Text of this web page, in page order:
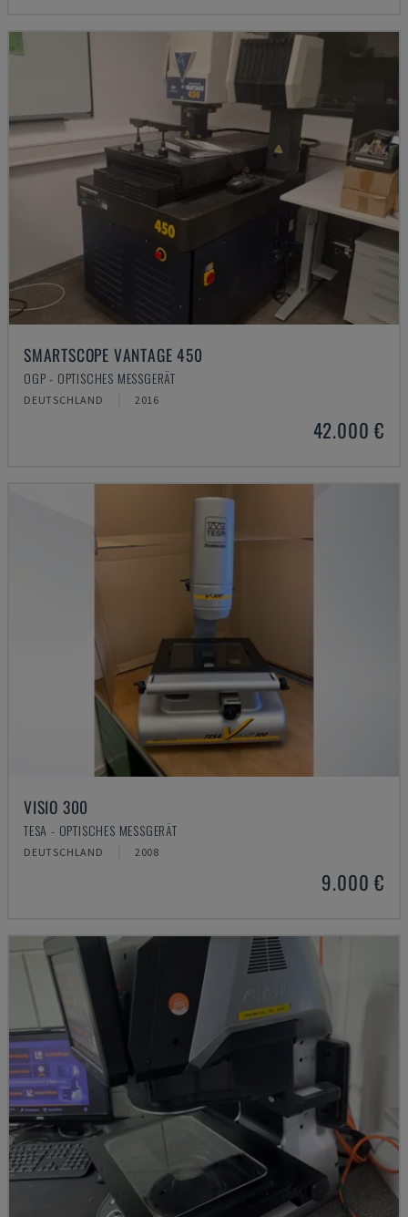
SMARTSCOPE VANTAGE 450
OGP - OPTISCHES MESSGERÄT
DEUTSCHLAND 2016
42.000 €
VISIO 300
TESA - OPTISCHES MESSGERÄT
DEUTSCHLAND 2008
9.000 €